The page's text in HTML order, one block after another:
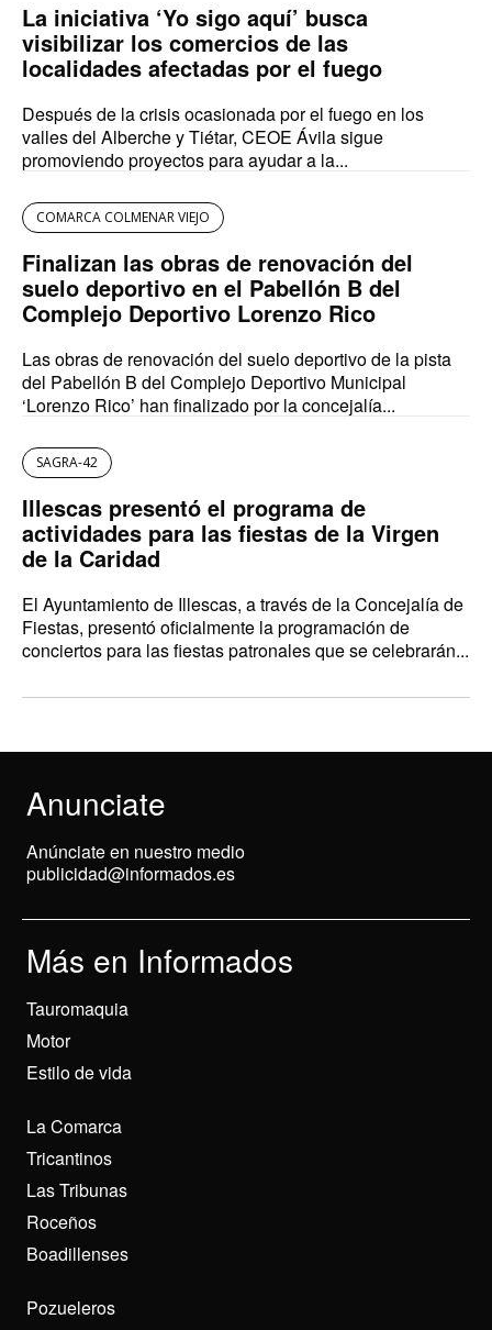
La iniciativa ‘Yo sigo aquí’ busca
visibilizar los comercios de las
localidades afectadas por el fuego
Después de la crisis ocasionada por el fuego en los
valles del Alberche y Tiétar, CEOE Ávila sigue
promoviendo proyectos para ayudar a la...
COMARCA COLMENAR VIEJO
Finalizan las obras de renovación del
suelo deportivo en el Pabellón B del
Complejo Deportivo Lorenzo Rico
Las obras de renovación del suelo deportivo de la pista
del Pabellón B del Complejo Deportivo Municipal
‘Lorenzo Rico’ han finalizado por la concejalía...
SAGRA-42
Illescas presentó el programa de
actividades para las fiestas de la Virgen
de la Caridad
El Ayuntamiento de Illescas, a través de la Concejalía de
Fiestas, presentó oficialmente la programación de
conciertos para las fiestas patronales que se celebrarán...
Anunciate
Anúnciate en nuestro medio
publicidad@informados.es
Más en Informados
Tauromaquia
Motor
Estilo de vida
La Comarca
Tricantinos
Las Tribunas
Roceños
Boadillenses
Pozueleros